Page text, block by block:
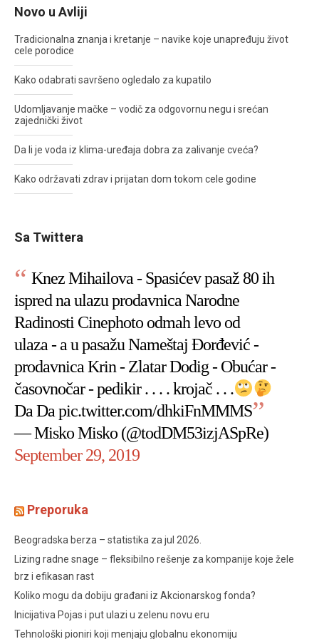
Novo u Avliji
Tradicionalna znanja i kretanje – navike koje unapređuju život
cele porodice
Kako odabrati savršeno ogledalo za kupatilo
Udomljavanje mačke – vodič za odgovornu negu i srećan
zajednički život
Da li je voda iz klima-uređaja dobra za zalivanje cveća?
Kako održavati zdrav i prijatan dom tokom cele godine
Sa Twittera
Knez Mihailova - Spasićev pasaž 80 ih
ispred na ulazu prodavnica Narodne
Radinosti Cinephoto odmah levo od
ulaza - a u pasažu Nameštaj Đorđević -
prodavnica Krin - Zlatar Dodig - Obućar -
časovnočar - pedikir . . . . krojač . . .
Da Dapic.twitter.com/dhkiFnMMMS
— Misko Misko (@todDM53izjASpRe)
September 29, 2019
Preporuka
Beogradska berza – statistika za jul 2026.
Lizing radne snage – fleksibilno rešenje za kompanije koje žele
brz i efikasan rast
Koliko mogu da dobiju građani iz Akcionarskog fonda?
Inicijativa Pojas i put ulazi u zelenu novu eru
Tehnološki pioniri koji menjaju globalnu ekonomiju